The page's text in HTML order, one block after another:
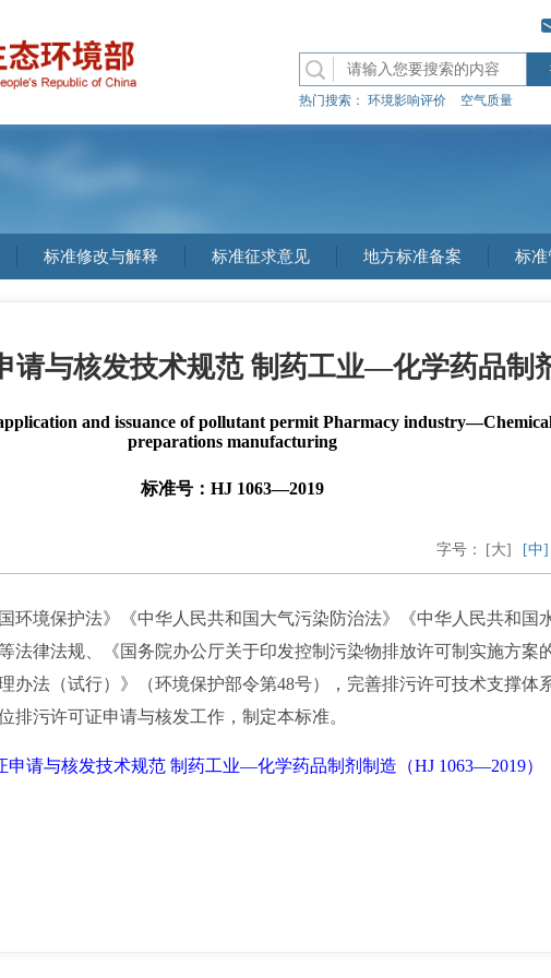
热门搜索： 环境影响评价 空气质量
标准修改与解释 标准征求意见 地方标准备案 标准
请与核发技术规范 制药工业—化学药品制
and issuance of pollutant permit Pharmacy
preparations manufacturing
标准号：HJ 1063—2019
字号： [大] [中]
境保护法》《中华人民共和国大气污染防治法》《中华人民共和国
法律法规、《国务院办公厅关于印发控制污染物排放许可制实施方案
办法（试行）》（环境保护部令第48号），完善排污许可技术支撑体
污许可证申请与核发工作，制定本标准。
申请与核发技术规范 制药工业—化学药品制剂制造（HJ 1063—2019）